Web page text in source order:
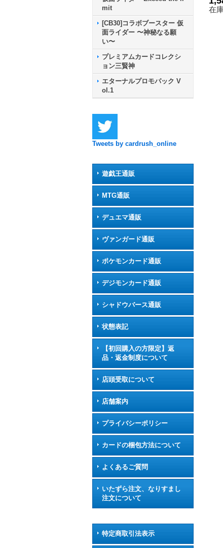
mit
[CB30]コラボブースター 仮
面ライダー 〜神秘なる願
い〜
プレミアムカードコレクシ
ョン三賢神
エターナルプロモパック V
ol.1
Tweets by cardrush_online
遊戯王通販
MTG通販
デュエマ通販
ヴァンガード通販
ポケモンカード通販
デジモンカード通販
シャドウバース通販
状態表記
【初回購入の方限定】返
品・返金制度について
店頭受取について
店舗案内
プライバシーポリシー
カードの梱包方法について
よくあるご質問
いたずら注文、なりすまし
注文について
特定商取引法表示
コ
在